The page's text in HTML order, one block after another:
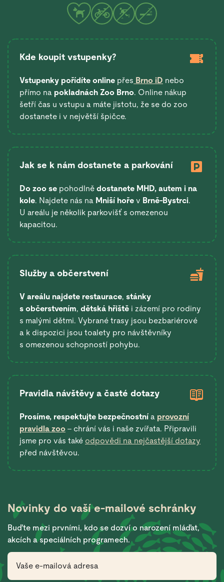
Kde koupit vstupenky?
Vstupenky pořídíte online přes Brno iD nebo
přímo na pokladnách Zoo Brno. Online nákup
šetří čas u vstupu a máte jistotu, že se do zoo
dostanete i v největší špičce.
Jak se k nám dostanete a parkování
Do zoo se pohodlně dostanete MHD, autem i na
kole. Najdete nás na Mniší hoře v Brně-Bystrci.
U areálu je několik parkovišť s omezenou
kapacitou.
Služby a občerstvení
V areálu najdete restaurace, stánky
s občerstvením, dětská hřiště i zázemí pro rodiny
s malými dětmi. Vybrané trasy jsou bezbariérové
a k dispozici jsou toalety pro návštěvníky
s omezenou schopností pohybu.
Pravidla návštěvy a časté dotazy
Prosíme, respektujte bezpečnostní a provozní
pravidla zoo – chrání vás i naše zvířata. Připravili
jsme pro vás také odpovědi na nejčastější dotazy
před návštěvou.
Novinky do vašíe-mailové schránky
Buďte mezi prvními, kdo se dozví o narození mláďat,
akcích a speciálních programech.